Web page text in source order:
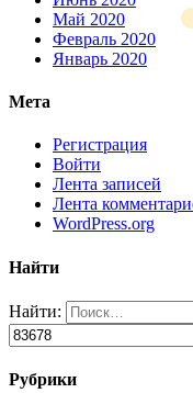
Май 2020
Февраль 2020
Январь 2020
Мета
Регистрация
Войти
Лента записей
Лента
WordPress.org
Найти
Найти:
Рубрики